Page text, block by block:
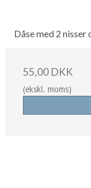
Dåse med 2
55,00 DKK
(ekskl. moms)